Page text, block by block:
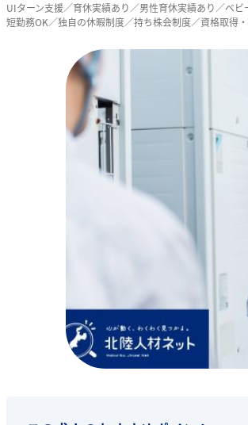
UIターン支援／育休実績あり／男性育休実績あり／ベ
短勤務OK／独自の休暇制度／持ち株会制度／資格取得